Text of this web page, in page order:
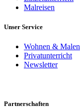
Malreisen
Unser Service
Wohnen & Malen
Privatunterricht
Newsletter
Partnerschaften